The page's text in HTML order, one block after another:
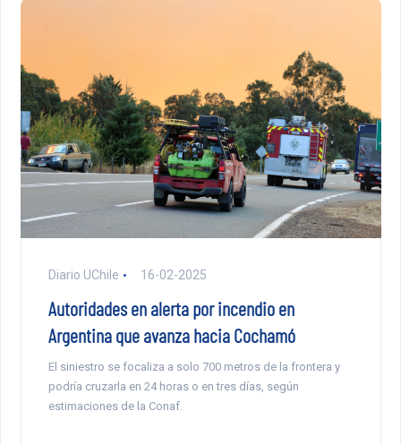
Diario UChile 16-02-2025
Autoridades en alerta por incendio en
Argentina que avanza hacia Cochamó
El siniestro se focaliza a solo 700 metros de la frontera y
podría cruzarla en 24 horas o en tres días, según
estimaciones de la Conaf.